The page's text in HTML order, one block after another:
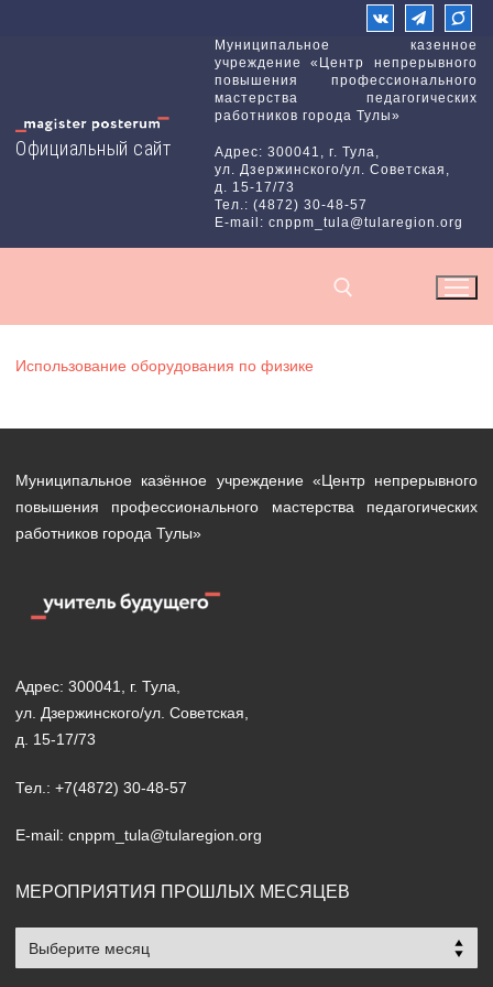
Официальный сайт
Муниципальное казенное
учреждение «Центр непрерывного
повышения профессионального
мастерства педагогических
работников города Тулы»
Адрес: 300041, г. Тула,
ул. Дзержинского/ул. Советская,
д. 15-17/73
Тел.: (4872) 30-48-57
E-mail: cnppm_tula@tularegion.org
Найти:
Использование оборудования по физике
Муниципальное казённое учреждение «Центр непрерывного
повышения профессионального мастерства педагогических
работников города Тулы»
Адрес: 300041, г. Тула,
ул. Дзержинского/ул. Советская,
д. 15-17/73
Тел.: +7(4872) 30-48-57
E-mail: cnppm_tula@tularegion.org
МЕРОПРИЯТИЯ ПРОШЛЫХ МЕСЯЦЕВ
Мероприятия
прошлых